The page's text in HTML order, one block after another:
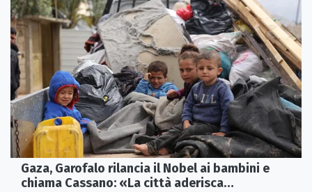
Gaza, Garofalo rilancia il Nobel ai bambini e
chiama Cassano: «La città aderisca